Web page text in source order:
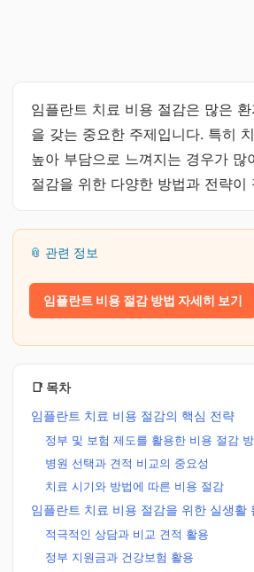
임플란트 치료 비용 절감은 많은
을 갖는 중요한 주제입니다. 특히
높아 부담으로 느껴지는 경우가 많
절감을 위한 다양한 방법과 전략이
📎 관련 정보
임플란트 비용 절감 방법 자세히 보기
📑 목차
임플란트 치료 비용 절감의 핵심 전략
정부 및 보험 제도를 활용한 비용 절감
병원 선택과 견적 비교의 중요성
치료 시기와 방법에 따른 비용 절감
임플란트 치료 비용 절감을 위한 실생활
적극적인 상담과 비교 견적 활용
정부 지원금과 건강보험 활용